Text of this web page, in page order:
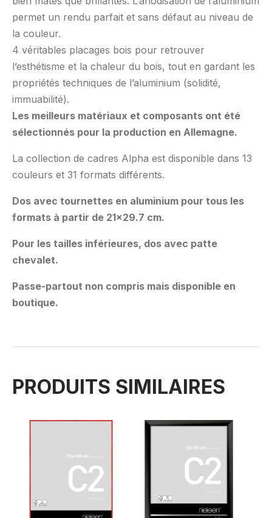
permet un rendu parfait et sans défaut au niveau de
la couleur.
4 véritables placages bois pour retrouver
l’esthétisme et la chaleur du bois, tout en gardant les
propriétés techniques de l’aluminium (solidité,
immuabilité).
Les meilleurs matériaux et composants ont été
sélectionnés pour la production en Allemagne.
La collection de cadres Alpha est disponible dans 13
couleurs et 31 formats différents.
Dos avec tournettes en aluminium pour tous les
formats à partir de 21×29.7 cm.
Pour les tailles inférieures, dos avec patte
chevalet.
Passe-partout non compris mais disponible en
boutique.
PRODUITS SIMILAIRES